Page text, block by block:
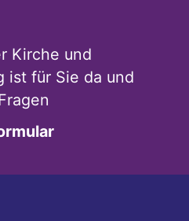
Kirche und
ist für Sie da und